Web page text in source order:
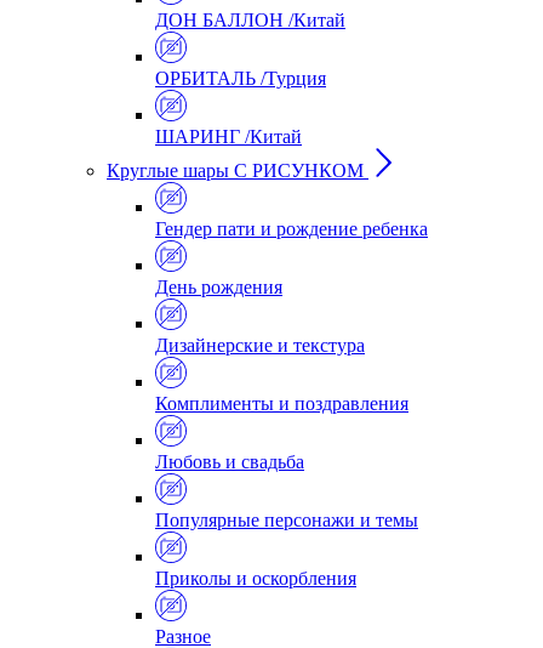
ДОН БАЛЛОН /Китай
ОРБИТАЛЬ /Турция
ШАРИНГ /Китай
Круглые шары С РИСУНКОМ
Гендер пати и рождение ребенка
День рождения
Дизайнерские и текстура
Комплименты и поздравления
Любовь и свадьба
Популярные персонажи и темы
Приколы и оскорбления
Разное